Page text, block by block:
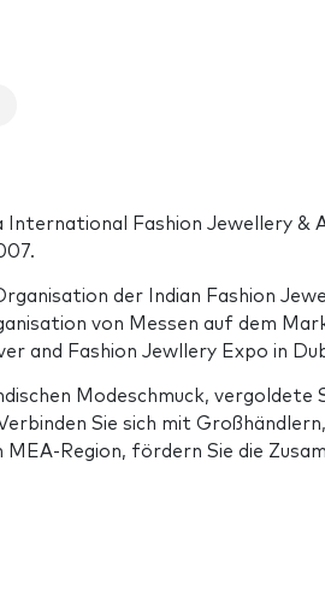
Fashion Jewellery &
der Indian Fashion
von Messen auf dem
and Fashion Jewllery Expo in
Modeschmuck, vergoldete
Sie sich mit
Region, fördern Sie die